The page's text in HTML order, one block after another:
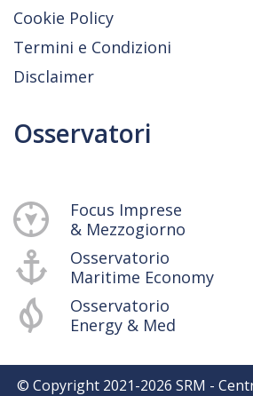
Cookie Policy
Termini e Condizioni
Disclaimer
Osservatori
Focus Imprese
& Mezzogiorno
Osservatorio
Maritime Economy
Osservatorio
Energy & Med
© Copyright 2021-2026 SRM -